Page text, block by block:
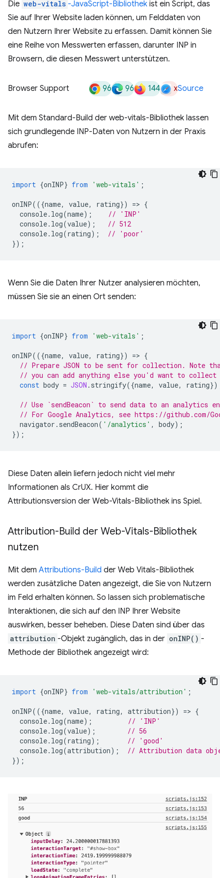
Die web-vitals -JavaScript-Bibliothek ist ein Script, das
Sie auf Ihrer Website laden können, um Felddaten von
den Nutzern Ihrer Website zu erfassen. Damit können Sie
eine Reihe von Messwerten erfassen, darunter INP in
Browsern, die diesen Messwert unterstützen.
Browser Support 96 96 144 xSource
Mit dem Standard-Build der web-vitals-Bibliothek lassen
sich grundlegende INP-Daten von Nutzern in der Praxis
abrufen:
import {onINP} from 'web-vitals' ;
onINP(({name, value, rating}) => {
console. log(name);
// 'INP'
console. log(value);
// 512
console. log(rating);
// 'poor'
});
Wenn Sie die Daten Ihrer Nutzer analysieren möchten,
müssen Sie sie an einen Ort senden:
import {onINP} from 'web-vitals' ;
onINP(({name, value, rating}) => {
// Prepare JSON to be sent for collection. Note
// you can add anything else you'd want to collect
const body = JSON . stringify({name, value, rating
// Use `sendBeacon` to send data to an analytics
// For Google Analytics, see https://github.com/
navigator . sendBeacon( '/analytics' , body);
});
Diese Daten allein liefern jedoch nicht viel mehr
Informationen als CrUX. Hier kommt die
Attributionsversion der Web-Vitals-Bibliothek ins Spiel.
Attribution-Build der Web-Vitals-Bibliothek
nutzen
Mit dem Attributions-Build der Web Vitals-Bibliothek
werden zusätzliche Daten angezeigt, die Sie von Nutzern
im Feld erhalten können. So lassen sich problematische
Interaktionen, die sich auf den INP Ihrer Website
auswirken, besser beheben. Diese Daten sind über das
attribution -Objekt zugänglich, das in der onINP() -
Methode der Bibliothek angezeigt wird:
import {onINP} from 'web-vitals/attribution' ;
onINP(({name, value, rating, attribution}) => {
console. log(name);
// 'INP'
console. log(value);
// 56
console. log(rating);
// 'good'
console. log(attribution);
// Attribution data
});